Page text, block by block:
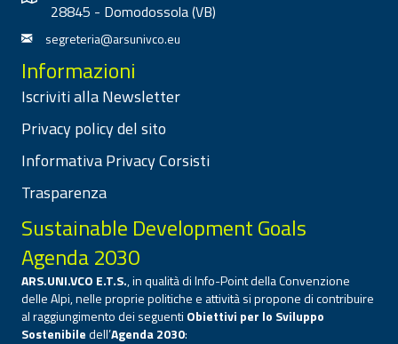
28845 - Domodossola (VB)
segreteria@arsunivco.eu
Informazioni
Iscriviti alla Newsletter
Privacy policy del sito
Informativa Privacy Corsisti
Trasparenza
Sustainable Development Goals
Agenda 2030
ARS.UNI.VCO E.T.S., in qualità di Info-Point della Convenzione
delle Alpi, nelle proprie politiche e attività si propone di contribuire
al raggiungimento dei seguenti Obiettivi per lo Sviluppo
Sostenibiledell’Agenda 2030: